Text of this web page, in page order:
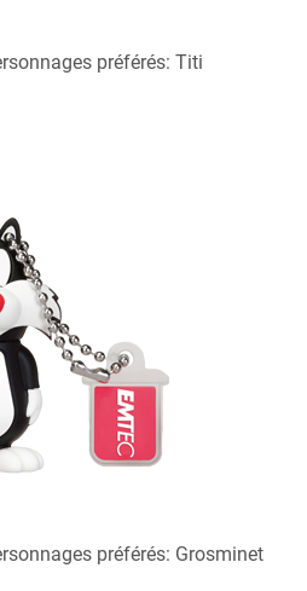
préférés: Titi
préférés: Grosminet